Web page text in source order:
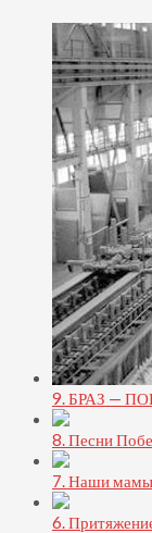
9. БРАЗ —
8. Песни
7. Наши мамы
6.